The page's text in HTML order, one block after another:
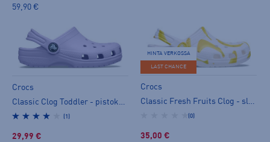
59,90 €
Crocs
(1)
29,99 €
HINTA VERKOSSA
LAST CHANCE
Crocs
(0)
35,00 €